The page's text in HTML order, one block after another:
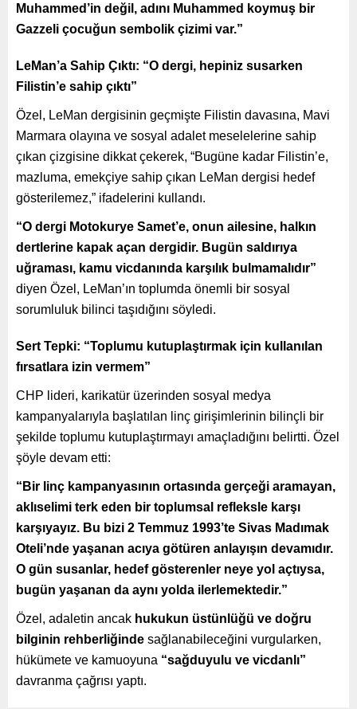
Muhammed’in değil, adını Muhammed koymuş bir
Gazzeli çocuğun sembolik çizimi var.”
LeMan’a Sahip Çıktı: “O dergi, hepiniz susarken
Filistin’e sahip çıktı”
Özel, LeMan dergisinin geçmişte Filistin davasına, Mavi
Marmara olayına ve sosyal adalet meselelerine sahip
çıkan çizgisine dikkat çekerek, “Bugüne kadar Filistin’e,
mazluma, emekçiye sahip çıkan LeMan dergisi hedef
gösterilemez,” ifadelerini kullandı.
“O dergi Motokurye Samet’e, onun ailesine, halkın
dertlerine kapak açan dergidir. Bugün saldırıya
uğraması, kamu vicdanında karşılık bulmamalıdır”
diyen Özel, LeMan’ın toplumda önemli bir sosyal
sorumluluk bilinci taşıdığını söyledi.
Sert Tepki: “Toplumu kutuplaştırmak için kullanılan
fırsatlara izin vermem”
CHP lideri, karikatür üzerinden sosyal medya
kampanyalarıyla başlatılan linç girişimlerinin bilinçli bir
şekilde toplumu kutuplaştırmayı amaçladığını belirtti. Özel
şöyle devam etti:
“Bir linç kampanyasının ortasında gerçeği aramayan,
aklıselimi terk eden bir toplumsal refleksle karşı
karşıyayız. Bu bizi 2 Temmuz 1993’te Sivas Madımak
Oteli’nde yaşanan acıya götüren anlayışın devamıdır.
O gün susanlar, hedef gösterenler neye yol açtıysa,
bugün yaşanan da aynı yolda ilerlemektedir.”
Özel, adaletin ancak hukukun üstünlüğü ve doğru
bilginin rehberliğinde sağlanabileceğini vurgularken,
hükümete ve kamuoyuna “sağduyulu ve vicdanlı”
davranma çağrısı yaptı.